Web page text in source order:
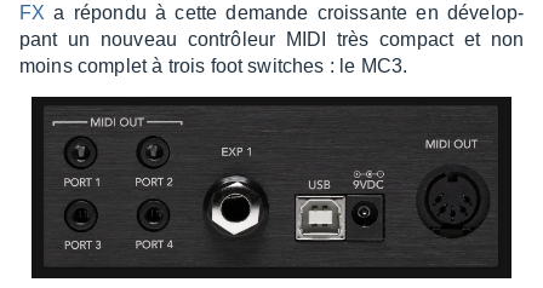
FX a répondu à cette demande crois­sante en déve­lop­
pant un nouveau contrô­leur MIDI très compact et non
moins complet à trois foot switches : le MC3.